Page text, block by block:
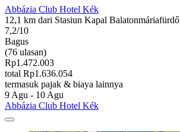
Abbázia Club Hotel Kék
12,1 km dari Stasiun Kapal Balatonmáriafürdő
7,2/10
Bagus
(76 ulasan)
Rp1.472.003
total Rp1.636.054
termasuk pajak & biaya lainnya
9 Agu - 10 Agu
Abbázia Club Hotel Kék